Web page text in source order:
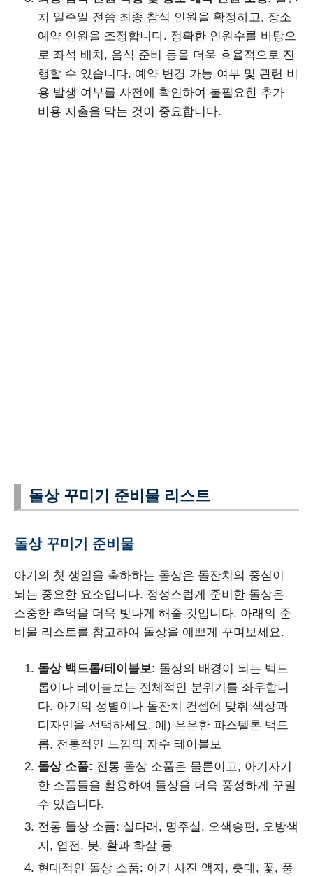
치 일주일 전쯤 최종 참석 인원을 확정하고, 장소
예약 인원을 조정합니다. 정확한 인원수를 바탕으
로 좌석 배치, 음식 준비 등을 더욱 효율적으로 진
행할 수 있습니다. 예약 변경 가능 여부 및 관련 비
용 발생 여부를 사전에 확인하여 불필요한 추가
비용 지출을 막는 것이 중요합니다.
돌상 꾸미기 준비물 리스트
돌상 꾸미기 준비물
아기의 첫 생일을 축하하는 돌상은 돌잔치의 중심이
되는 중요한 요소입니다. 정성스럽게 준비한 돌상은
소중한 추억을 더욱 빛나게 해줄 것입니다. 아래의 준
비물 리스트를 참고하여 돌상을 예쁘게 꾸며보세요.
돌상 백드롭/테이블보: 돌상의 배경이 되는 백드
롭이나 테이블보는 전체적인 분위기를 좌우합니
다. 아기의 성별이나 돌잔치 컨셉에 맞춰 색상과
디자인을 선택하세요. 예) 은은한 파스텔톤 백드
롭, 전통적인 느낌의 자수 테이블보
돌상 소품: 전통 돌상 소품은 물론이고, 아기자기
한 소품들을 활용하여 돌상을 더욱 풍성하게 꾸밀
수 있습니다.
전통 돌상 소품: 실타래, 명주실, 오색송편, 오방색
지, 엽전, 붓, 활과 화살 등
현대적인 돌상 소품: 아기 사진 액자, 촛대, 꽃, 풍